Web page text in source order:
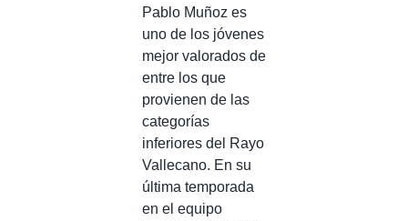
Pablo Muñoz es
uno de los jóvenes
mejor valorados de
entre los que
provienen de las
categorías
inferiores del Rayo
Vallecano. En su
última temporada
en el equipo